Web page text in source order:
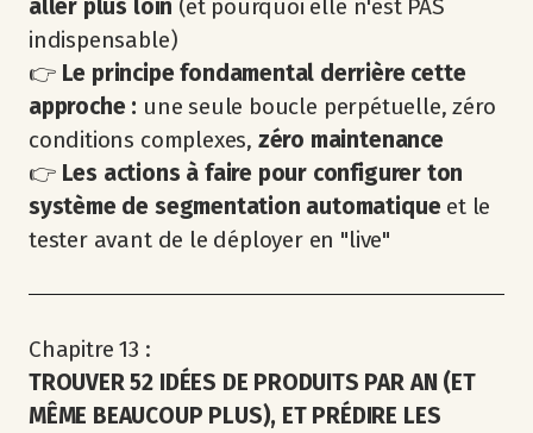
aller plus loin (et pourquoi elle n'est PAS
indispensable)
👉 Le principe fondamental derrière cette
approche : une seule boucle perpétuelle, zéro
conditions complexes, zéro maintenance
👉 Les actions à faire pour configurer ton
système de segmentation automatique et le
tester avant de le déployer en "live"
Chapitre 13 :
TROUVER 52 IDÉES DE PRODUITS PAR AN (ET
MÊME BEAUCOUP PLUS), ET PRÉDIRE LES